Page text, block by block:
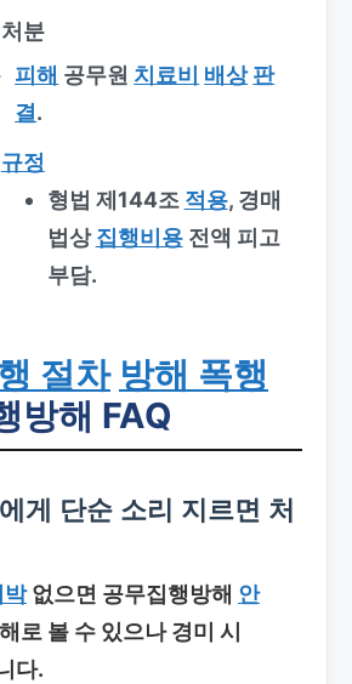
분
피해 공무원 치료비 배상 판
결.
규정
형법 제144조 적용, 경매
법상집행비용전액 피고
부담.
절차 방해 폭행
방해 FAQ
게 단순 소리 지르면 처
박없으면 공무집행방해 안
로 볼 수 있으나 경미 시
다.